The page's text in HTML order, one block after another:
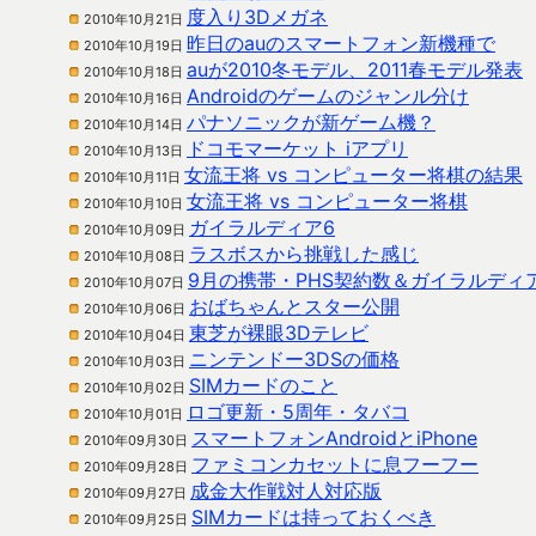
2010年10月21日 度入り3Dメガネ
2010年10月19日 昨日のauのスマートフォン新機種で
2010年10月18日 auが2010冬モデル、2011春モデル発表
2010年10月16日 Androidのゲームのジャンル分け
2010年10月14日 パナソニックが新ゲーム機？
2010年10月13日 ドコモマーケット iアプリ
2010年10月11日 女流王将 vs コンピューター将棋の結果
2010年10月10日 女流王将 vs コンピューター将棋
2010年10月09日 ガイラルディア6
2010年10月08日 ラスボスから挑戦した感じ
2010年10月07日 9月の携帯・PHS契約数＆ガイラルディ
2010年10月06日 おばちゃんとスター公開
2010年10月04日 東芝が裸眼3Dテレビ
2010年10月03日 ニンテンドー3DSの価格
2010年10月02日 SIMカードのこと
2010年10月01日 ロゴ更新・5周年・タバコ
2010年09月30日 スマートフォンAndroidとiPhone
2010年09月28日 ファミコンカセットに息フーフー
2010年09月27日 成金大作戦対人対応版
2010年09月25日 SIMカードは持っておくべき